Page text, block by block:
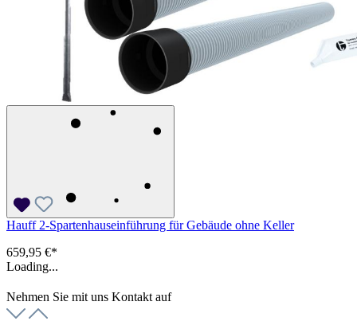
Hauff 2-Spartenhauseinführung für Gebäude ohne Keller
659,95 €*
Loading...
Nehmen Sie mit uns Kontakt auf